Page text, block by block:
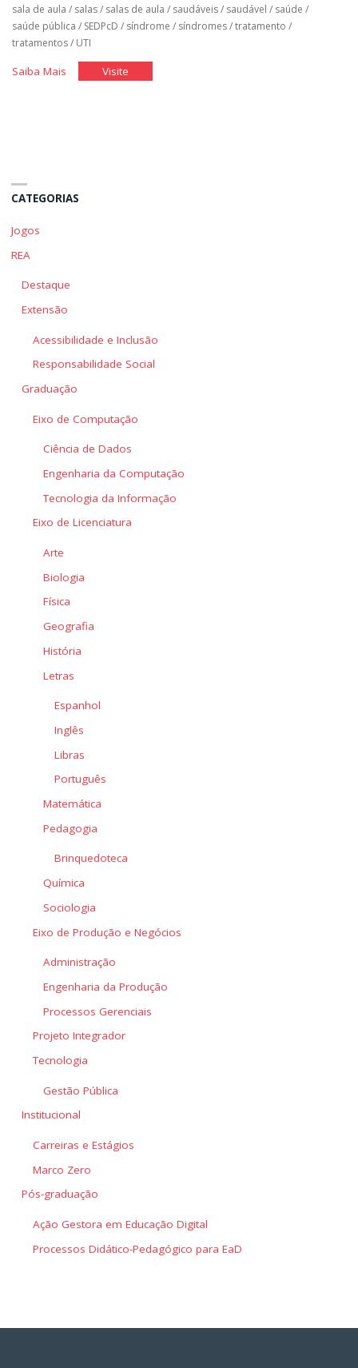
sala de aula / salas/ salas de aula / saudáveis/ saudável / saúde /
saúde pública / SEDPcD / síndrome / síndromes/tratamento /
tratamentos/ UTI
Saiba Mais"Classe Visite"Classe
CATEGORIAS
Jogos
REA
Destaque
Extensão
Acessibilidade e Inclusão
Responsabilidade Social
Graduação
Eixo de Computação
Ciência de Dados
Engenharia da Computação
Tecnologia da Informação
Eixo de Licenciatura
Arte
Biologia
Física
Geografia
História
Letras
Espanhol
Inglês
Libras
Português
Matemática
Pedagogia
Brinquedoteca
Química
Sociologia
Eixo de Produção e Negócios
Administração
Engenharia da Produção
Processos Gerenciais
Projeto Integrador
Tecnologia
Gestão Pública
Institucional
Carreiras e Estágios
Marco Zero
Pós-graduação
Ação Gestora em Educação Digital
Processos Didático-Pedagógico para EaD